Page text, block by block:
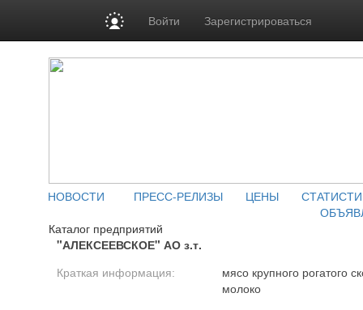
Войти Зарегистрироваться
НОВОСТИ ПРЕСС-РЕЛИЗЫ ЦЕНЫ
Каталог предприятий
"АЛЕКСЕЕВСКОЕ" АО з.т.
Краткая информация:
мясо крупного рогатого
молоко